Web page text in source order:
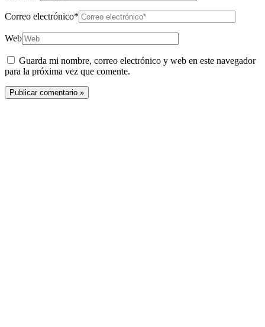
Correo electrónico*
Web
Guarda mi nombre, correo electrónico y web en este navegador
para la próxima vez que comente.